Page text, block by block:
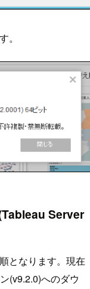
。
Server
となります。現在
(v9.2.0)へのダウ